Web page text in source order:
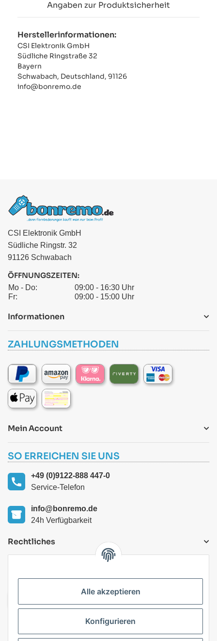
Angaben zur Produktsicherheit
Herstellerinformationen:
CSI Elektronik GmbH
Südliche Ringstraße 32
Bayern
Schwabach, Deutschland, 91126
info@bonremo.de
CSI Elektronik GmbH
Südliche Ringstr. 32
91126 Schwabach
ÖFFNUNGSZEITEN:
Mo - Do:
09:00 - 16:30 Uhr
Fr:
09:00 - 15:00 Uhr
Informationen
ZAHLUNGSMETHODEN
Mein Account
SO ERREICHEN SIE UNS
+49 (0)9122-888 447-0
Service-Telefon
info@bonremo.de
24h Verfügbarkeit
Rechtliches
Alle akzeptieren
Konfigurieren